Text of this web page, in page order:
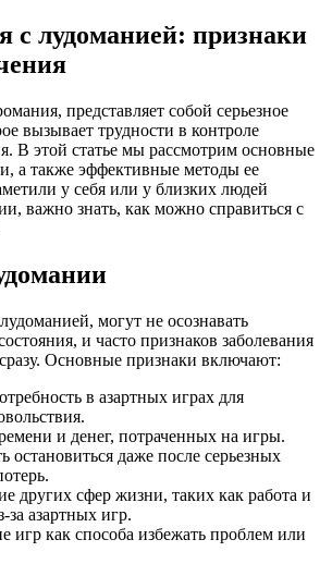
с лудоманией: признаки
представляет собой серьезное
вызывает трудности в контроле
В этой статье мы рассмотрим основные
а также эффективные методы ее
у себя или у близких людей
важно знать, как можно справиться с
могут не осознавать
и часто признаков заболевания
Основные признаки включают:
в азартных играх для
и денег, потраченных на игры.
остановиться даже после серьезных
других сфер жизни, таких как работа и
за азартных игр.
игр как способа избежать проблем или